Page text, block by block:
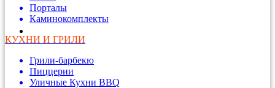
Порталы
Каминокомплекты
КУХНИ И ГРИЛИ
Грили-барбекю
Пиццерии
Уличные Кухни BBQ